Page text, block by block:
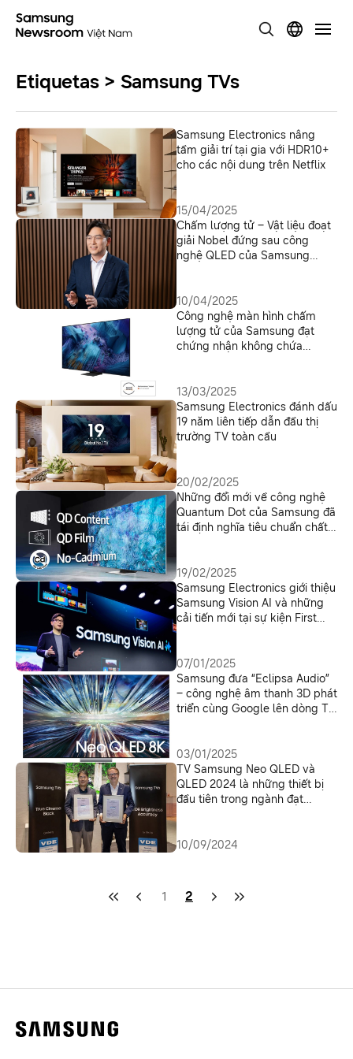
Etiquetas > Samsung TVs
Samsung Electronics nâng
tầm giải trí tại gia với HDR10+
cho các nội dung trên Netflix
15/04/2025
Chấm lượng tử – Vật liệu đoạt
giải Nobel đứng sau công
nghệ QLED của Samsung
10/04/2025
Công nghệ màn hình chấm
lượng tử của Samsung đạt
chứng nhận không chứa
13/03/2025
Samsung Electronics đánh dấu
19 năm liên tiếp dẫn đầu thị
trường TV toàn cầu
20/02/2025
Những đổi mới về công nghệ
Quantum Dot của Samsung đã
tái định nghĩa tiêu chuẩn chất
19/02/2025
Samsung Electronics giới thiệu
Samsung Vision AI và những
cải tiến mới tại sự kiện First
phong phú cuộc sống mỗi
ngày
07/01/2025
Samsung đưa “Eclipsa Audio”
– công nghệ âm thanh 3D phát
triển cùng Google lên dòng TV
03/01/2025
TV Samsung Neo QLED và
QLED 2024 là những thiết bị
đầu tiên trong ngành đạt
10/09/2024
1 2